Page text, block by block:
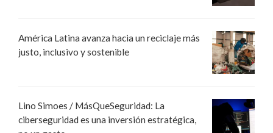
América Latina avanza hacia un reciclaje más
justo, inclusivo y sostenible
Lino Simoes / MásQueSeguridad: La
ciberseguridad es una inversión estratégica,